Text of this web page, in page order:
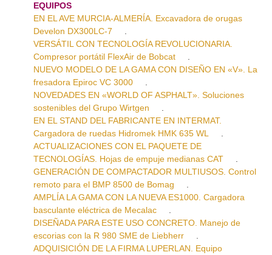
EQUIPOS
EN EL AVE MURCIA-ALMERÍA. Excavadora de orugas
Develon DX300LC-7
VERSÁTIL CON TECNOLOGÍA REVOLUCIONARIA.
Compresor portátil FlexAir de Bobcat
NUEVO MODELO DE LA GAMA CON DISEÑO EN «V». La
fresadora Epiroc VC 3000
NOVEDADES EN «WORLD OF ASPHALT». Soluciones
sostenibles del Grupo Wirtgen
EN EL STAND DEL FABRICANTE EN INTERMAT.
Cargadora de ruedas Hidromek HMK 635 WL
ACTUALIZACIONES CON EL PAQUETE DE
TECNOLOGÍAS. Hojas de empuje medianas CAT
GENERACIÓN DE COMPACTADOR MULTIUSOS. Control
remoto para el BMP 8500 de Bomag
AMPLÍA LA GAMA CON LA NUEVA ES1000. Cargadora
basculante eléctrica de Mecalac
DISEÑADA PARA ESTE USO CONCRETO. Manejo de
escorias con la R 980 SME de Liebherr
ADQUISICIÓN DE LA FIRMA LUPERLAN. Equipo